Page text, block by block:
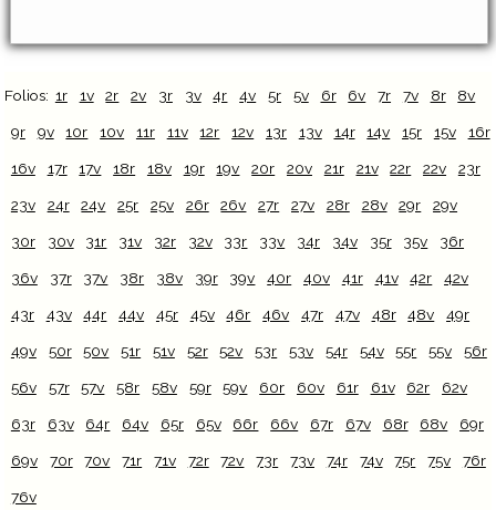
Folios: 1r 1v 2r 2v 3r 3v 4r 4v 5r 5v 6r 6v 7r 7v 8r 8v
9r 9v 10r 10v 11r 11v 12r 12v 13r 13v 14r 14v 15r 15v 16r
16v 17r 17v 18r 18v 19r 19v 20r 20v 21r 21v 22r 22v 23r
23v 24r 24v 25r 25v 26r 26v 27r 27v 28r 28v 29r 29v
30r 30v 31r 31v 32r 32v 33r 33v 34r 34v 35r 35v 36r
36v 37r 37v 38r 38v 39r 39v 40r 40v 41r 41v 42r 42v
43r 43v 44r 44v 45r 45v 46r 46v 47r 47v 48r 48v 49r
49v 50r 50v 51r 51v 52r 52v 53r 53v 54r 54v 55r 55v 56r
56v 57r 57v 58r 58v 59r 59v 60r 60v 61r 61v 62r 62v
63r 63v 64r 64v 65r 65v 66r 66v 67r 67v 68r 68v 69r
69v 70r 70v 71r 71v 72r 72v 73r 73v 74r 74v 75r 75v 76r
76v